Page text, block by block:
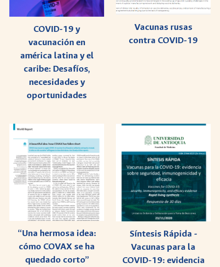
COVID-19 y
vacunación en
américa latina y el
caribe: Desafíos,
necesidades y
oportunidades
Vacunas rusas
contra COVID-19
“Una hermosa idea:
cómo COVAX se ha
quedado corto”
Síntesis Rápida -
Vacunas para la
COVID-19: evidencia